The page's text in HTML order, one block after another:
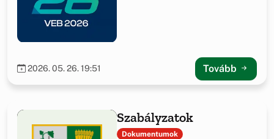
2026. 05. 26. 19:51 Tovább
Szabályzatok
Dokumentumok